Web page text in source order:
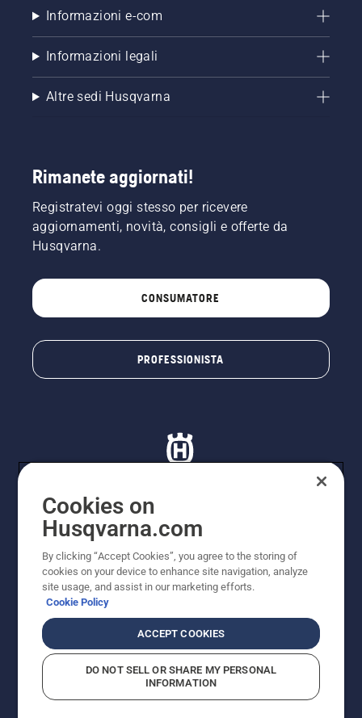
Informazioni e-com
Informazioni legali
Altre sedi Husqvarna
Rimanete aggiornati!
Registratevi oggi stesso per ricevere
aggiornamenti, novità, consigli e offerte da
Husqvarna.
CONSUMATORE
PROFESSIONISTA
© Husqvarna AB (publ). Tutti i diritti riservati. I prezzi
Husqvarna Schweiz AG per i rivenditori specializzati
aderenti all’iniziativa, prezzi in CHF comprensivi di IVA
all’ 8,1% e TRA. Con riserva di modifica. Tutti i prezzi
indicati sono prezzi al dettaglio consigliati (IVA inclusa),
a meno che il prodotto non sia disponibile per l'acquisto
Informativa sui cookieTermini di utilizzo
Informativa sulla privacyRiferimentiCGVF Negozio online
Segnalazione di presunte violazioni
Cookies on
Husqvarna.com
By clicking “Accept Cookies”, you agree to the storing of
cookies on your device to enhance site navigation, analyze
site usage, and assist in our marketing efforts.
Cookie Policy
ACCEPT COOKIES
DO NOT SELL OR SHARE MY PERSONAL
INFORMATION